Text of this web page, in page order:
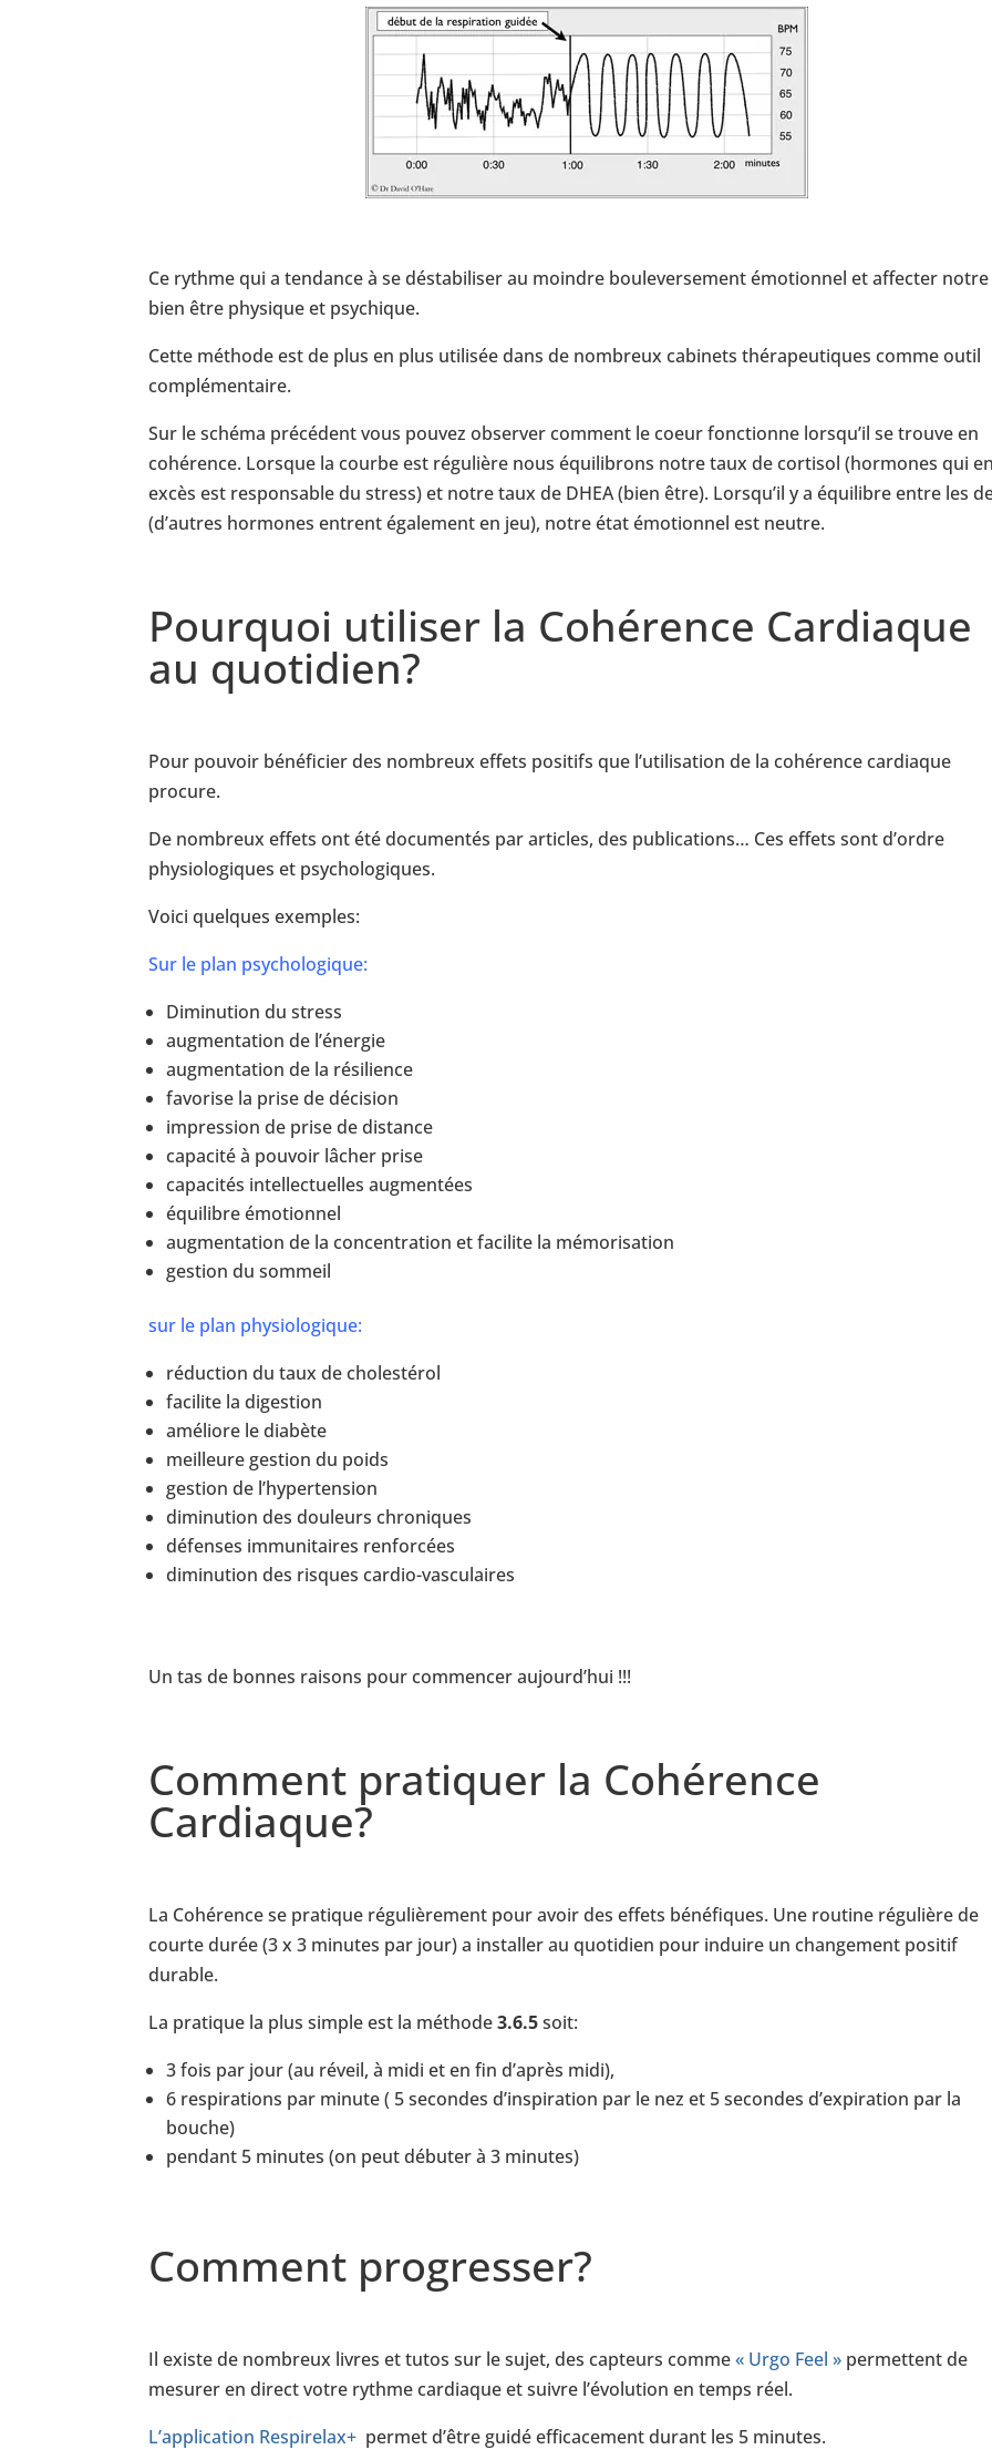
Ce rythme qui a tendance à se déstabiliser au moindre bouleversement émotionnel et affecter notre
bien être physique et psychique.
Cette méthode est de plus en plus utilisée dans de nombreux cabinets thérapeutiques comme outil
complémentaire.
Sur le schéma précédent vous pouvez observer comment le coeur fonctionne lorsqu’il se trouve en
cohérence. Lorsque la courbe est régulière nous équilibrons notre taux de cortisol (hormones qui
excès est responsable du stress) et notre taux de DHEA (bien être). Lorsqu’il y a équilibre entre les
(d’autres hormones entrent également en jeu), notre état émotionnel est neutre.
Pourquoi utiliser la Cohérence Cardiaque
au quotidien?
Pour pouvoir bénéficier des nombreux effets positifs que l’utilisation de la cohérence cardiaque
procure.
De nombreux effets ont été documentés par articles, des publications… Ces effets sont d’ordre
physiologiques et psychologiques.
Voici quelques exemples:
Sur le plan psychologique:
Diminution du stress
augmentation de l’énergie
augmentation de la résilience
favorise la prise de décision
impression de prise de distance
capacité à pouvoir lâcher prise
capacités intellectuelles augmentées
équilibre émotionnel
augmentation de la concentration et facilite la mémorisation
gestion du sommeil
sur le plan physiologique:
réduction du taux de cholestérol
facilite la digestion
améliore le diabète
meilleure gestion du poids
gestion de l’hypertension
diminution des douleurs chroniques
défenses immunitaires renforcées
diminution des risques cardio-vasculaires
Un tas de bonnes raisons pour commencer aujourd’hui !!!
Comment pratiquer la Cohérence
Cardiaque?
La Cohérence se pratique régulièrement pour avoir des effets bénéfiques. Une routine régulière de
courte durée (3 x 3 minutes par jour) a installer au quotidien pour induire un changement positif
durable.
La pratique la plus simple est la méthode3.6.5soit:
3 fois par jour (au réveil, à midi et en fin d’après midi),
6 respirations par minute ( 5 secondes d’inspiration par le nez et 5 secondes d’expiration par la
bouche)
pendant 5 minutes (on peut débuter à 3 minutes)
Comment progresser?
Il existe de nombreux livres et tutos sur le sujet, des capteurs comme« Urgo Feel » permettent de
mesurer en direct votre rythme cardiaque et suivre l’évolution en temps réel.
L’application Respirelax+ permet d’être guidé efficacement durant les 5 minutes.